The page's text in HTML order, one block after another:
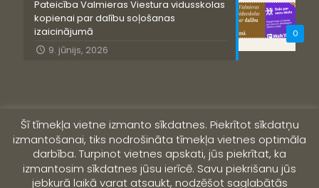
0
Pateicība Valmieras Viestura vidusskolas
kopienai par dalību soļošanas
izaicinājumā
9. jūnijs, 2026
© 2019 Valmieras Viestura vidusskola
Šī tīmekļa vietne izmanto sīkdatnes. Piekrītot sīkdatņu
izmantošanai, tiks nodrošināta tīmekļa vietnes optimāla
darbība. Turpinot vietnes apskati, jūs piekrītat, ka
izmantosim sīkdatnes jūsu ierīcē. Savu piekrišanu jūs
jebkurā laikā varat atsaukt, nodzēšot saglabātās